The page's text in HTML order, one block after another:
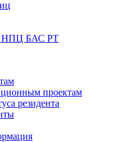
НПЦ БАС РТ
проектам
резидента